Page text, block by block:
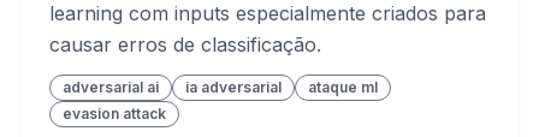
learning com inputs especialmente criados para
causar erros de classificação.
adversarial ai ia adversarial
ataque ml
evasion attack